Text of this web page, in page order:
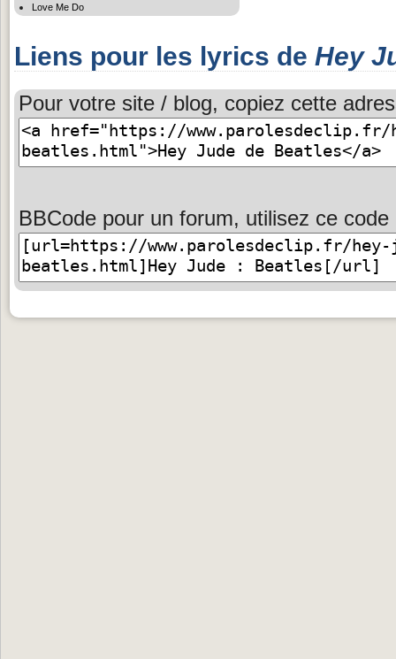
Love Me Do
Liens pour les lyrics de Hey
Pour votre site / blog, copiez cette
BBCode pour un forum, utilisez ce code